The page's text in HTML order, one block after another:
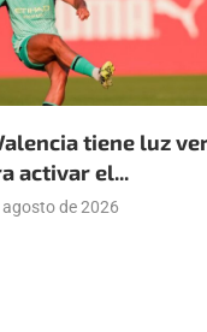
tiene luz
activar el...
agosto de 2026